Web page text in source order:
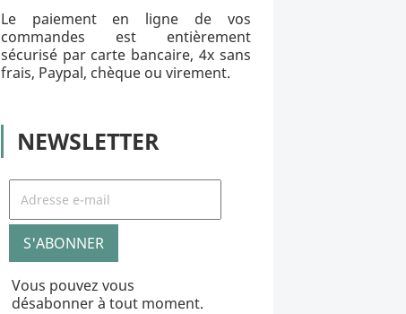
Le paiement en ligne de vos
commandes est entièrement
sécurisé par carte bancaire, 4x sans
frais, Paypal, chèque ou virement.
NEWSLETTER
Vous pouvez vous
désabonner à tout moment.